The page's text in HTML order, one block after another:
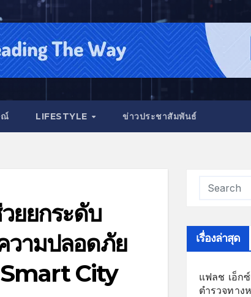
ณ์ LIFESTYLE ข่าวประชาสัมพันธ์
ยยกระดับ
ามปลอดภัย
Smart City
เรื่องล่าสุด
แฟลช เอ็ก
ตำรวจทาง